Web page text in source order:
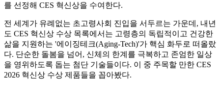
를 선정해 CES 혁신상을 수여한다.
전 세계가 유례없는 초고령사회 진입을 서두르는 가운데, 내년
도 CES 혁신상 수상 목록에서는 고령층의 독립적이고 건강한
삶을 지원하는 '에이징테크(Aging-Tech)'가 핵심 화두로 떠올랐
다. 단순한 돌봄을 넘어, 신체의 한계를 극복하고 존엄한 일상
을 영위하도록 돕는 첨단 기술들이다. 이 중 주목할 만한 CES
2026 혁신상 수상 제품들을 꼽아봤다.